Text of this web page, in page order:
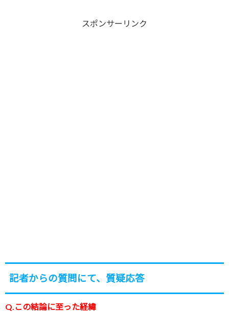
スポンサーリンク
記者からの質問にて、質疑応答
Q.この結論に至った経緯